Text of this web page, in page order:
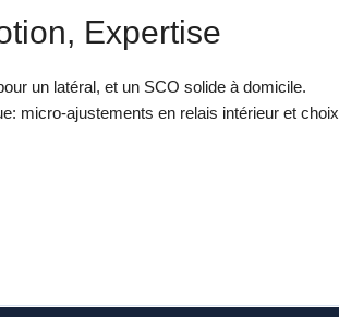
Expertise
un latéral, et un SCO solide à domicile.
micro-ajustements en relais intérieur et choix